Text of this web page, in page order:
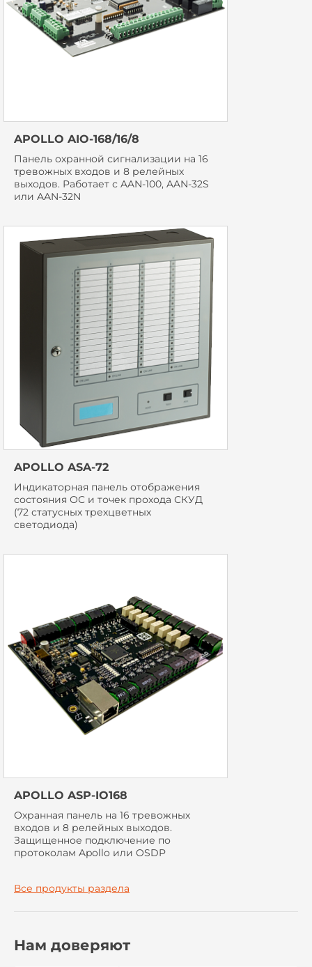
APOLLO AIO-168/16/8
Панель охранной сигнализации на 16
тревожных входов и 8 релейных
выходов. Работает с AAN-100, AAN-32S
или AAN-32N
APOLLO ASA-72
Индикаторная панель отображения
состояния ОС и точек прохода СКУД
(72 статусных трехцветных
светодиода)
APOLLO ASP-IO168
Охранная панель на 16 тревожных
входов и 8 релейных выходов.
Защищенное подключение по
протоколам Apollo или OSDP
Все продукты раздела
Нам доверяют